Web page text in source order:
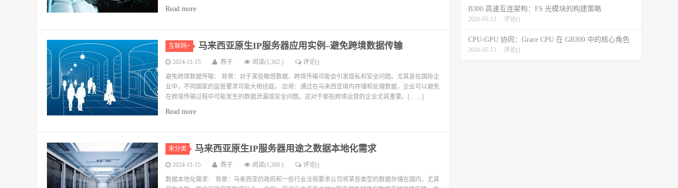
Read more
互联网+ 马来西亚原生IP服务器应用实例–避免跨境数据传输
2024-11-15 燕子 阅读(1,302 ) 评论()
避免跨境数据传输： 背景：对于某些敏感数据，跨境传输可能会引发隐私和安全问题。尤其是在国际企
业中，不同国家的监管要求可能大相径庭。 应用：通过在马来西亚境内存储和处理数据，企业可以避免
在跨境传输过程中可能发生的数据泄漏或安全问题。这对于那些跨境运营的企业尤其重要。[……]
Read more
未分类 马来西亚原生IP服务器用途之数据本地化需求
2024-11-15 燕子 阅读(1,260 ) 评论()
数据本地化需求： 背景：马来西亚的政府和一些行业法规要求公司将某些类型的数据存储在国内，尤其
B300 高速互连架构：FS 光模块的构建策略
2026-05-13 评论()
CPU-GPU 协同：Grace CPU 在 GB300 中的核心角色
2026-05-13 评论()